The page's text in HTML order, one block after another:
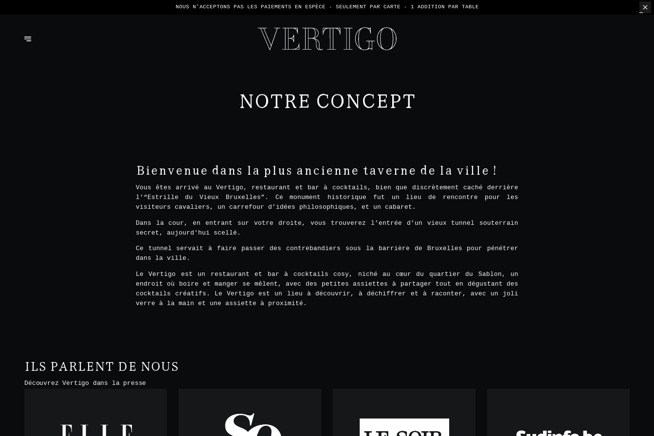
NOUS N'ACCEPTONS PAS LES PAIEMENTS EN ESPÈCE - SEULEMENT PAR CARTE - 1 ADDITION PAR TABLE
NOTRE CONCEPT
Bienvenue dans la plus ancienne taverne de la ville !
Vous êtes arrivé au Vertigo, restaurant et bar à cocktails, bien que discrètement caché derrière
l'“Estrille du Vieux Bruxelles”. Ce monument historique fut un lieu de rencontre pour les
visiteurs cavaliers, un carrefour d’idées philosophiques, et un cabaret.
Dans la cour, en entrant sur votre droite, vous trouverez l’entrée d’un vieux tunnel souterrain
secret, aujourd'hui scellé.
Ce tunnel servait à faire passer des contrebandiers sous la barrière de Bruxelles pour pénétrer
dans la ville.
Le Vertigo est un restaurant et bar à cocktails cosy, niché au cœur du quartier du Sablon, un
endroit où boire et manger se mêlent, avec des petites assiettes à partager tout en dégustant des
cocktails créatifs. Le Vertigo est un lieu à découvrir, à déchiffrer et à raconter, avec un joli
verre à la main et une assiette à proximité.
ILS PARLENT DE NOUS
Découvrez Vertigo dans la presse